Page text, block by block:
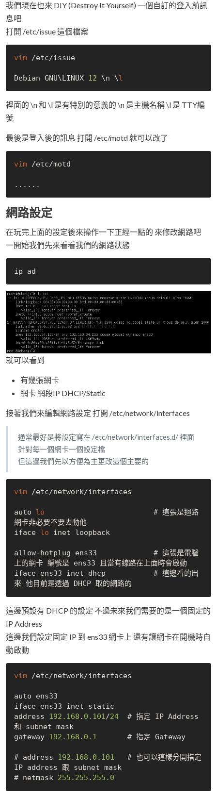
我們現在也來 DIY(Destroy It Yourself)一個自訂的登入前訊
息吧
打開 /etc/issue 這個檔案
vim /etc/issue
Debian GNU\LINUX 12 \n \l
裡面的 \n 和 \l 是有特別的意義的 \n 是主機名稱 \l 是 TTY編
號
最後是登入後的訊息 打開 /etc/motd 就可以改了
vim /etc/motd
網路設定
在玩完上面的設定後來操作一下正經一點的 來修改網路吧
一開始我們先來看看我們的網路狀態
就可以看到
有幾張網卡
網卡 網段IP DHCP/Static
接著我們來編輯網路設定 打開 /etc/network/interfaces
通常最好是將設定寫在 /etc/network/interfaces.d/ 裡面
針對每一個網卡一個設定檔
但這邊我們先以方便為主更改這個主要的
vim /etc/network/interfaces
auto lo
                         # 這張是迴路
網卡非必要不要去動他
iface lo inet loopback
allow-hotplug ens33             # 這張是電腦
上的網卡 編號是 ens33 且當有線路在上面時會啟動
iface ens33 inet dhcp           # 這邊看的出
這邊預設有 DHCP 的設定 不過未來我們需要的是一個固定的
IP Address
這邊我們設定固定 IP 到 ens33 網卡上 還有讓網卡在開機時自
動啟動
vim /etc/network/interfaces
auto ens33
iface ens33 inet static
address 192.168 . 0.101/24
  # 指定 IP Address
和 subnet mask
gateway 192.168 . 0.1
       # 指定 Gateway
# address 192.168 . 0.101
   # 也可以這樣分開指定
IP address 跟 subnet mask
# netmask 255.255 . 255.0